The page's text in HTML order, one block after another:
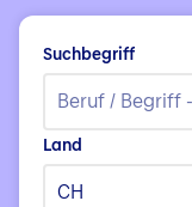
Suchbegriff
Land
CH